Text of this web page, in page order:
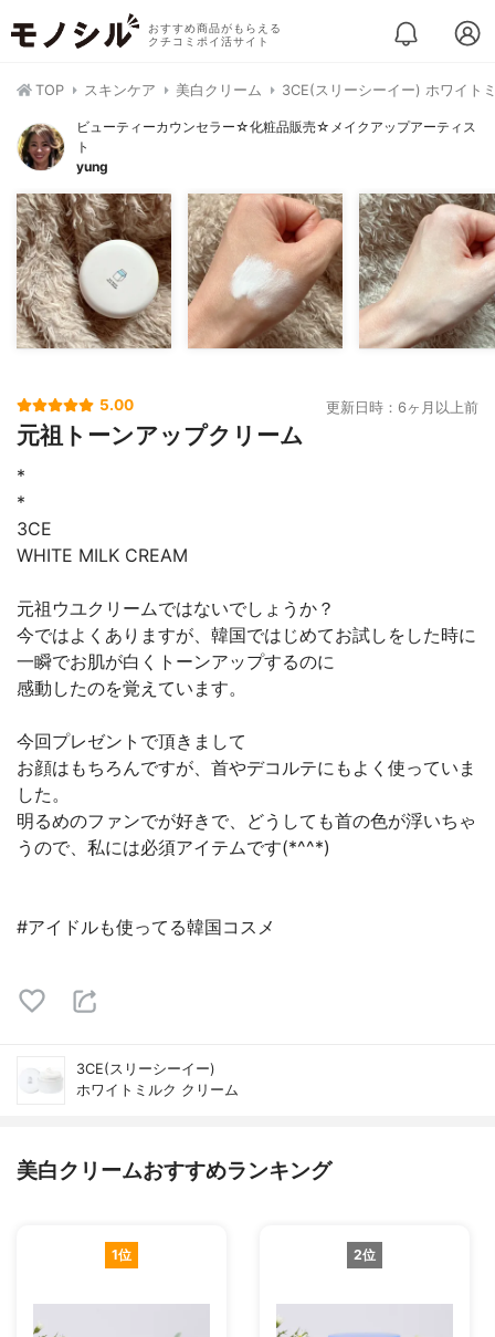
おすすめ商品がもらえる
クチコミポイ活サイト
TOP スキンケア 美白クリーム 3CE(スリーシーイー) ホワイト
ビューティーカウンセラー☆化粧品販売☆メイクアップアーティス
ト
yung
5.00 更新日時：6ヶ月以上前
元祖トーンアップクリーム
*
*
3CE
WHITE MILK CREAM
元祖ウユクリームではないでしょうか？
今ではよくありますが、韓国ではじめてお試しをした時に
一瞬でお肌が白くトーンアップするのに
感動したのを覚えています。
今回プレゼントで頂きまして
お顔はもちろんですが、首やデコルテにもよく使っていま
した。
明るめのファンでが好きで、どうしても首の色が浮いちゃ
うので、私には必須アイテムです(*^^*)
#アイドルも使ってる韓国コスメ
3CE(スリーシーイー)
ホワイトミルク クリーム
美白クリームおすすめランキング
1位 2位